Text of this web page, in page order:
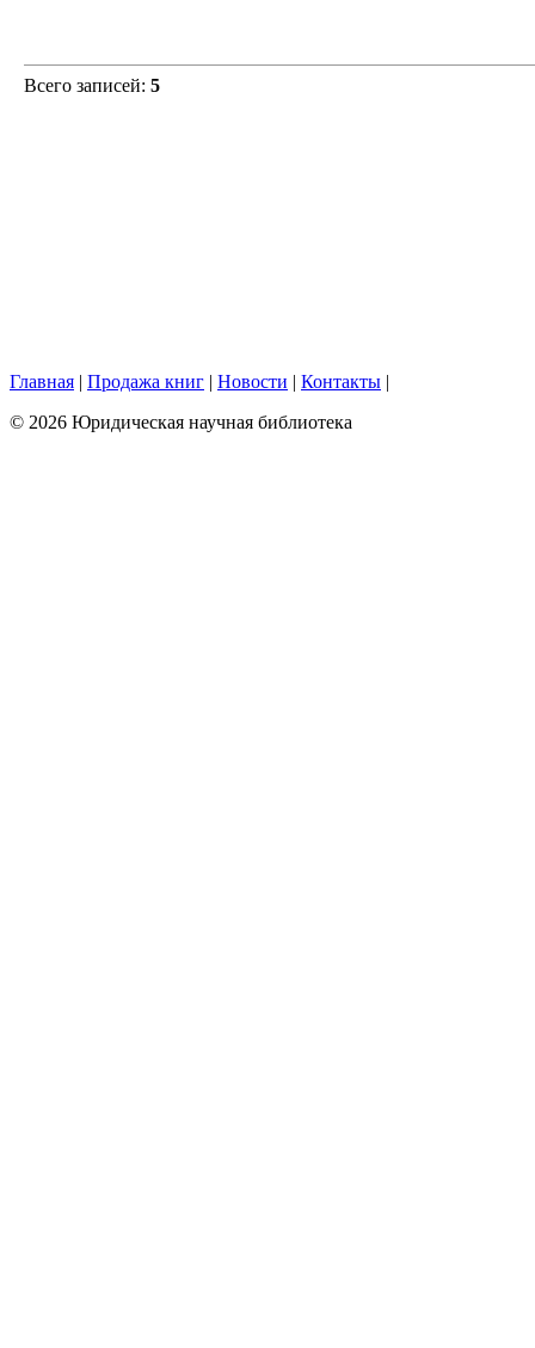
Всего записей: 5
Главная | Продажа книг | Новости | Контакты |
© 2026 Юридическая научная библиотека